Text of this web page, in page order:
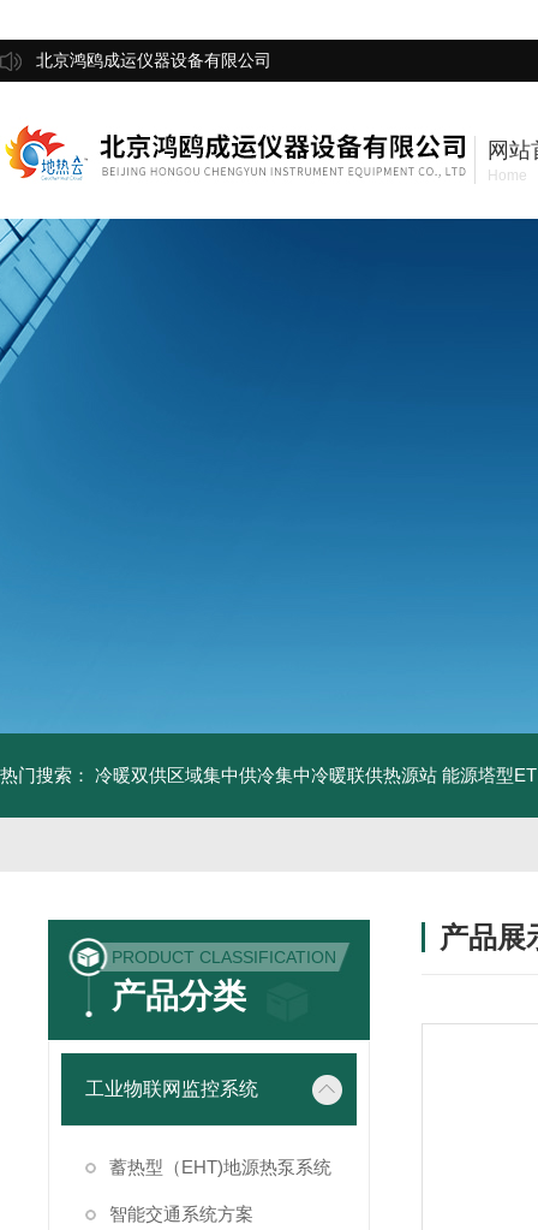
北京鸿鸥成运仪器设备有限公司
网站
Home
热门搜索： 冷暖双供区域集中供冷集中冷暖联供热源站 能源塔型
PRODUCT CLASSIFICATION
产品分类
工业物联网监控系统
蓄热型（EHT)地源热泵系统
智能交通系统方案
产品展